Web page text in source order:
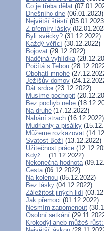
Co je třeba dělat
Dnešního dne (06.01.2023)
Největší štěstí
Z přemíry lásky
Byli svědky? (31.12.2022)
Každý věřící (30.12.2022)
Bojovat (29.12.2022)
Nadějná vyhlídka
Počítá s Tebou
Obohatí mnohé
Ježíšův domov
Dát srdce (23.12.2022)
Musíme pochopit
Bez pochyb nebe
Na druhé (17.12.2022)
Nahání strach (16.12.2022)
Mudrlanty a pisálky
Můžeme rozkazovat
Svatost Boží (13.12.2022)
Užitečnost práce
Když... (11.12.2022)
Nekonečná hodnota
Cesta(06.12.2022)
Na kolenou (05.12.2022)
Bez lásky (04.12.2022)
Záležitost jiných lidí
Jak přemoci (01.12.2022)
Nesmím zapomenout
Osobní setkání
Krokodýl aneb můžeš